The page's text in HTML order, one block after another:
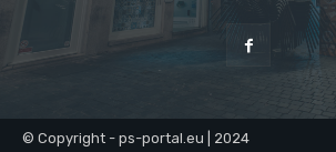
© Copyright - ps-portal.eu | 2024